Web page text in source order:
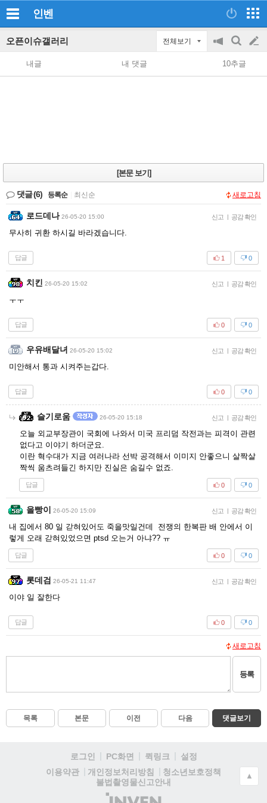
인벤
오픈이슈갤러리 전체보기
공
지
on/off
검
색
글
쓰
내글 내 댓글 10추글
[본문 보기]
댓글(6) 등록순 최신순 새로고침
로드데나 26-05-20 15:00 신고 | 공감 확인
무사히 귀환 하시길 바라겠습니다.
답글 0
1
치킨 26-05-20 15:02 신고 | 공감 확인
ㅜㅜ
답글 0
0
우유배달녀 26-05-20 15:02 신고 | 공감 확인
미안해서 통과 시켜주는갑다.
답글 0
0
슬기로움 26-05-20 15:18 신고 | 공감 확인
오늘 외교부장관이 국회에 나와서 미국 프리덤 작전과는 피격이 관련
없다고 이야기 하더군요.
이란 혁수대가 지금 여러나라 선박 공격해서 이미지 안좋으니 살짝살
짝씩 움츠려들긴 하지만 진실은 숨길수 없죠.
답글 0
0
을빵이 26-05-20 15:09 신고 | 공감 확인
내 집에서 80 일 갇혀있어도 죽을맛일건데 전쟁의 한복판 배 안에서 이
렇게 오래 갇혀있었으면 ptsd 오는거 아냐?? ㅠ
답글 0
0
롯데검 26-05-21 11:47 신고 | 공감 확인
이야 일 잘한다
답글 0
0
새로고침
등록
목록 본문 이전 다음 댓글보기
로그인 PC화면 퀵링크
설정
이용약관
개인정보처리방침
청소년보호정책
불법촬영물신고안내
(주)
▲